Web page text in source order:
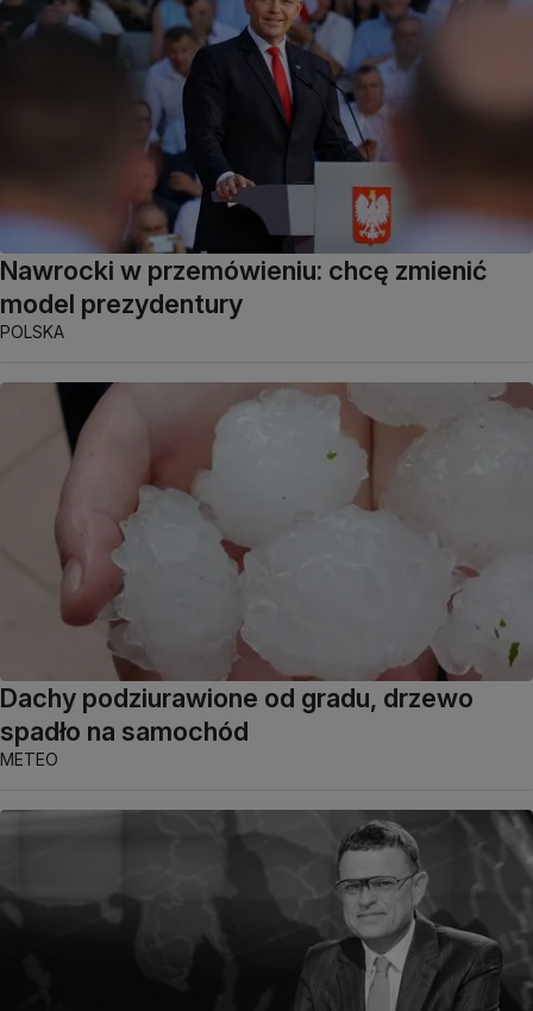
Nawrocki w przemówieniu: chcę zmienić
model prezydentury
POLSKA
Dachy podziurawione od gradu, drzewo
spadło na samochód
METEO